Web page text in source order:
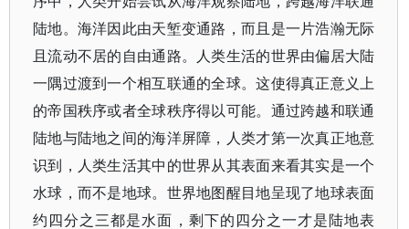
陆地。海洋因此由天堑变通路，而且是一片浩瀚无际
且流动不居的自由通路。人类生活的世界由偏居大陆
一隅过渡到一个相互联通的全球。这使得真正意义上
的帝国秩序或者全球秩序得以可能。通过跨越和联通
陆地与陆地之间的海洋屏障，人类才第一次真正地意
识到，人类生活其中的世界从其表面来看其实是一个
水球，而不是地球。世界地图醒目地呈现了地球表面
约四分之三都是水面，剩下的四分之一才是陆地表